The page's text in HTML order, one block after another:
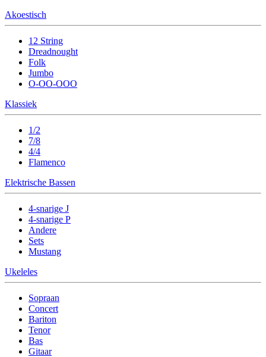
Akoestisch
12 String
Dreadnought
Folk
Jumbo
O-OO-OOO
Klassiek
1/2
7/8
4/4
Flamenco
Elektrische Bassen
4-snarige J
4-snarige P
Andere
Sets
Mustang
Ukeleles
Sopraan
Concert
Bariton
Tenor
Bas
Gitaar